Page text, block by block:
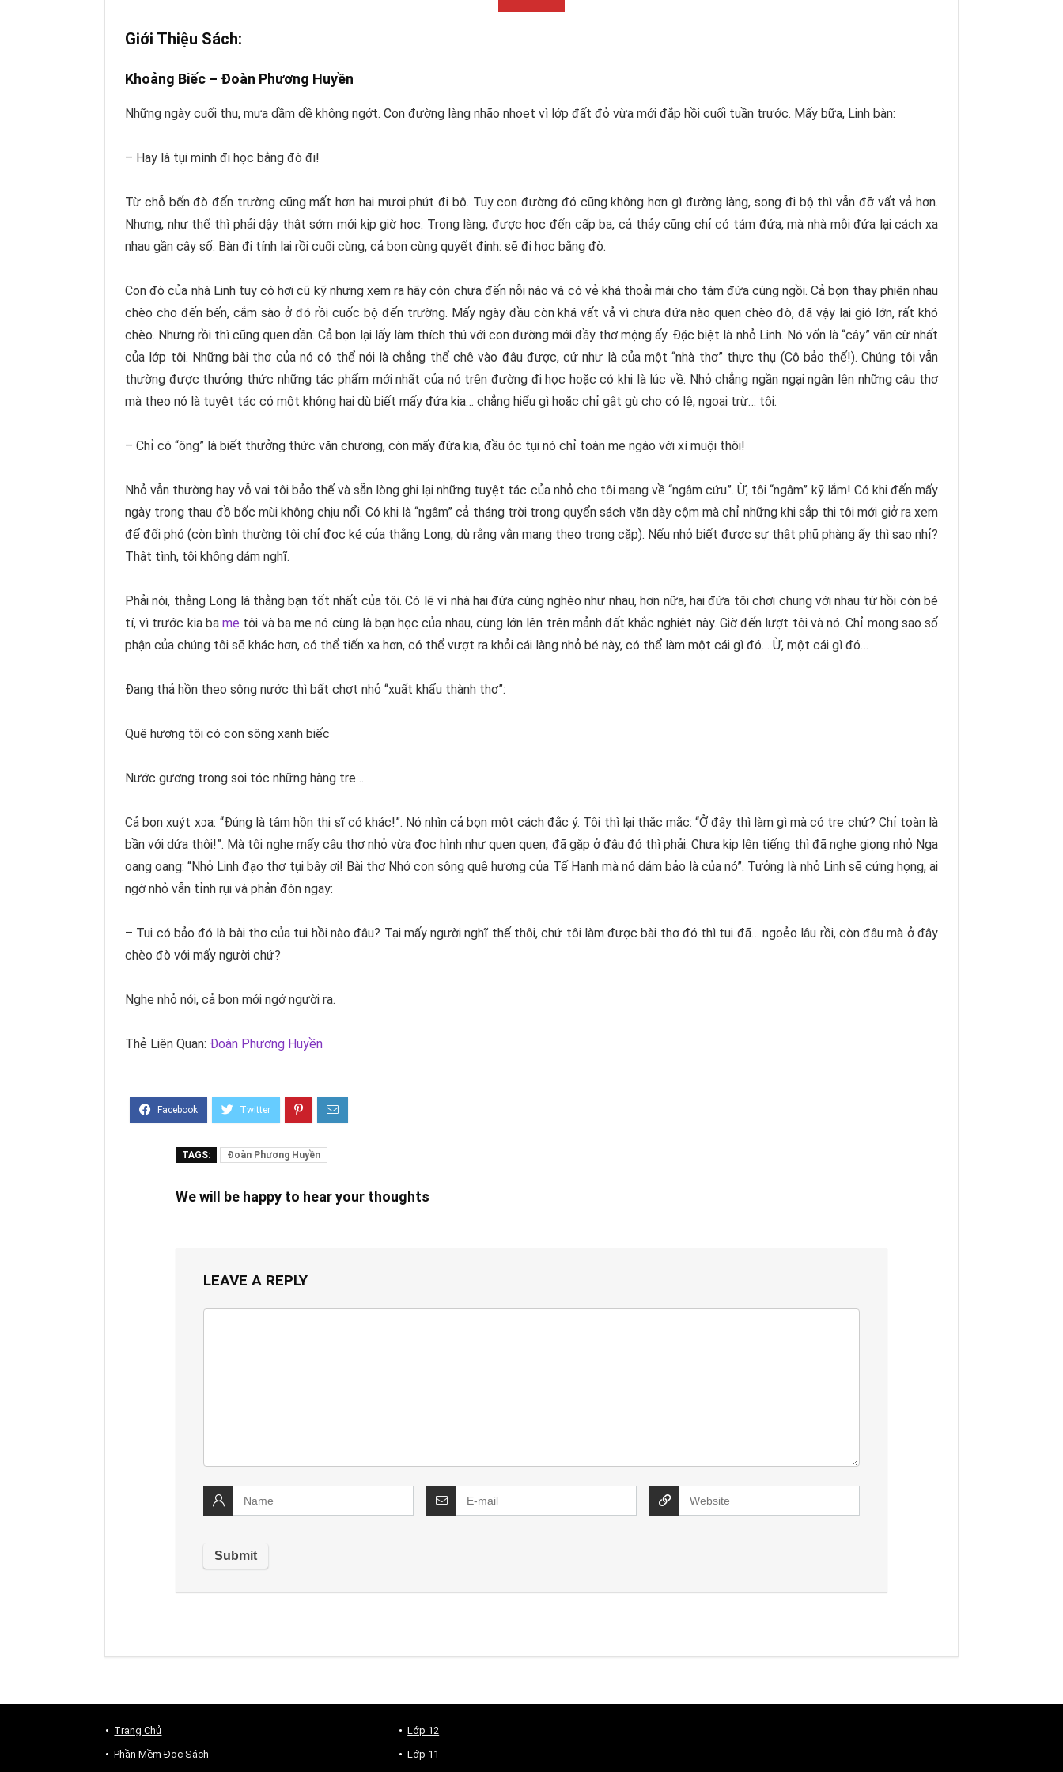
Giới Thiệu Sách:
Khoảng Biếc – Đoàn Phương Huyền
Những ngày cuối thu, mưa dầm dề không ngớt. Con đường làng nhão nhoẹt vì lớp đất đỏ vừa mới đắp hồi cuối tuần trước. Mấy bữa, Linh bàn:
– Hay là tụi mình đi học bằng đò đi!
Từ chỗ bến đò đến trường cũng mất hơn hai mươi phút đi bộ. Tuy con đường đó cũng không hơn gì đường làng, song đi bộ thì vẫn đỡ vất vả hơn.
Nhưng, như thế thì phải dậy thật sớm mới kịp giờ học. Trong làng, được học đến cấp ba, cả thảy cũng chỉ có tám đứa, mà nhà mỗi đứa lại cách xa
nhau gần cây số. Bàn đi tính lại rồi cuối cùng, cả bọn cùng quyết định: sẽ đi học bằng đò.
Con đò của nhà Linh tuy có hơi cũ kỹ nhưng xem ra hãy còn chưa đến nỗi nào và có vẻ khá thoải mái cho tám đứa cùng ngồi. Cả bọn thay phiên nhau
chèo cho đến bến, cắm sào ở đó rồi cuốc bộ đến trường. Mấy ngày đầu còn khá vất vả vì chưa đứa nào quen chèo đò, đã vậy lại gió lớn, rất khó
chèo. Nhưng rồi thì cũng quen dần. Cả bọn lại lấy làm thích thú với con đường mới đầy thơ mộng ấy. Đặc biệt là nhỏ Linh. Nó vốn là “cây” văn cừ nhất
của lớp tôi. Những bài thơ của nó có thể nói là chẳng thể chê vào đâu được, cứ như là của một “nhà thơ” thực thụ (Cô bảo thế!). Chúng tôi vẫn
thường được thưởng thức những tác phẩm mới nhất của nó trên đường đi học hoặc có khi là lúc về. Nhỏ chẳng ngần ngại ngân lên những câu thơ
mà theo nó là tuyệt tác có một không hai dù biết mấy đứa kia… chẳng hiểu gì hoặc chỉ gật gù cho có lệ, ngoại trừ… tôi.
– Chỉ có “ông” là biết thưởng thức văn chương, còn mấy đứa kia, đầu óc tụi nó chỉ toàn me ngào với xí muội thôi!
Nhỏ vẫn thường hay vỗ vai tôi bảo thế và sẵn lòng ghi lại những tuyệt tác của nhỏ cho tôi mang về “ngâm cứu”. Ừ, tôi “ngâm” kỹ lắm! Có khi đến mấy
ngày trong thau đồ bốc mùi không chịu nổi. Có khi là “ngâm” cả tháng trời trong quyển sách văn dày cộm mà chỉ những khi sắp thi tôi mới giở ra xem
để đối phó (còn bình thường tôi chỉ đọc ké của thằng Long, dù rằng vẫn mang theo trong cặp). Nếu nhỏ biết được sự thật phũ phàng ấy thì sao nhỉ?
Thật tình, tôi không dám nghĩ.
Phải nói, thằng Long là thằng bạn tốt nhất của tôi. Có lẽ vì nhà hai đứa cùng nghèo như nhau, hơn nữa, hai đứa tôi chơi chung với nhau từ hồi còn bé
tí, vì trước kia bamẹ tôi và ba mẹ nó cùng là bạn học của nhau, cùng lớn lên trên mảnh đất khắc nghiệt này. Giờ đến lượt tôi và nó. Chỉ mong sao số
phận của chúng tôi sẽ khác hơn, có thể tiến xa hơn, có thể vượt ra khỏi cái làng nhỏ bé này, có thể làm một cái gì đó… Ừ, một cái gì đó…
Đang thả hồn theo sông nước thì bất chợt nhỏ “xuất khẩu thành thơ”:
Quê hương tôi có con sông xanh biếc
Nước gương trong soi tóc những hàng tre…
Cả bọn xuýt xoa: “Đúng là tâm hồn thi sĩ có khác!”. Nó nhìn cả bọn một cách đắc ý. Tôi thì lại thắc mắc: “Ở đây thì làm gì mà có tre chứ? Chỉ toàn là
bần với dứa thôi!”. Mà tôi nghe mấy câu thơ nhỏ vừa đọc hình như quen quen, đã gặp ở đâu đó thì phải. Chưa kịp lên tiếng thì đã nghe giọng nhỏ Nga
oang oang: “Nhỏ Linh đạo thơ tụi bây ơi! Bài thơ Nhớ con sông quê hương của Tế Hanh mà nó dám bảo là của nó”. Tưởng là nhỏ Linh sẽ cứng họng, ai
ngờ nhỏ vẫn tỉnh rụi và phản đòn ngay:
– Tui có bảo đó là bài thơ của tui hồi nào đâu? Tại mấy người nghĩ thế thôi, chứ tôi làm được bài thơ đó thì tui đã… ngoẻo lâu rồi, còn đâu mà ở đây
chèo đò với mấy người chứ?
Nghe nhỏ nói, cả bọn mới ngớ người ra.
Thẻ Liên Quan: Đoàn Phương Huyền
TAGS: Đoàn Phương Huyền
We will be happy to hear your thoughts
LEAVE A REPLY
Trang Chủ
Phần Mềm Đọc Sách
Lớp 12
Lớp 11